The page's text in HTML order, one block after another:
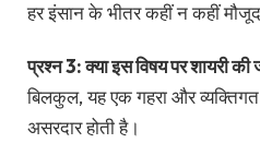
हर इंसान के भीतर कहीं न कहीं मौजूद
प्रश्न 3: क्या इस विषय पर शायरी
बिलकुल, यह एक गहरा और व्यक्तिगत
असरदार होती है।